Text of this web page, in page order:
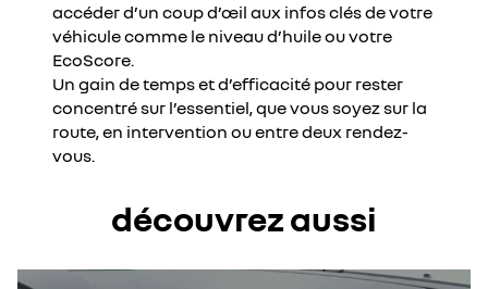
accéder d’un coup d’œil aux infos clés de votre
véhicule comme le niveau d’huile ou votre
EcoScore.
Un gain de temps et d’efficacité pour rester
concentré sur l’essentiel, que vous soyez sur la
route, en intervention ou entre deux rendez-
vous.
découvrez aussi